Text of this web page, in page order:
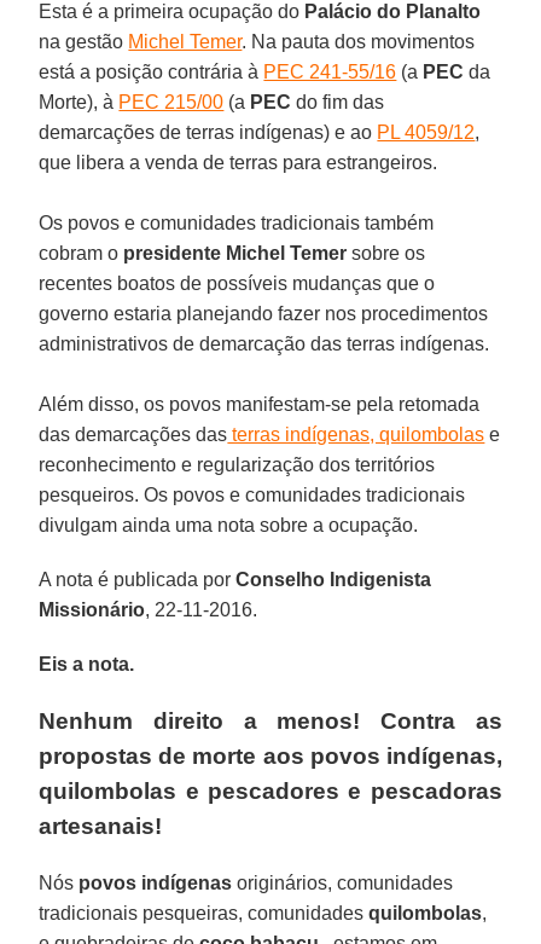
Esta é a primeira ocupação do Palácio do Planalto
na gestão Michel Temer. Na pauta dos movimentos
está a posição contrária à PEC 241-55/16 (a PEC da
Morte), à PEC 215/00 (a PEC do fim das
demarcações de terras indígenas) e ao PL 4059/12,
que libera a venda de terras para estrangeiros.
Os povos e comunidades tradicionais também
cobram o presidente Michel Temer sobre os
recentes boatos de possíveis mudanças que o
governo estaria planejando fazer nos procedimentos
administrativos de demarcação das terras indígenas.
Além disso, os povos manifestam-se pela retomada
das demarcações das terras indígenas, quilombolas e
reconhecimento e regularização dos territórios
pesqueiros. Os povos e comunidades tradicionais
divulgam ainda uma nota sobre a ocupação.
A nota é publicada porConselho Indigenista
Missionário, 22-11-2016.
Eis a nota.
Nenhum direito a menos! Contra as
propostas de morte aos povos indígenas,
quilombolas e pescadores e pescadoras
artesanais!
Nós povos indígenas originários, comunidades
tradicionais pesqueiras, comunidades quilombolas,